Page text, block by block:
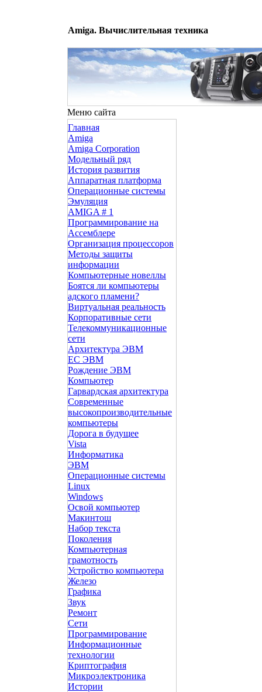
Amiga. Вычислительная техника
Меню сайта
Главная
Amiga
Amiga Corporation
Модельный ряд
История развития
Аппаратная платформа
Операционные системы
Эмуляция
AMIGA # 1
Программирование на
Ассемблере
Организация процессоров
Методы защиты
информации
Компьютерные новеллы
Боятся ли компьютеры
адского пламени?
Виртуальная реальность
Корпоративные сети
Телекоммуникационные
сети
Архитектура ЭВМ
ЕС ЭВМ
Рождение ЭВМ
Компьютер
Гарвардская архитектура
Современные
высокопроизводительные
компьютеры
Дорога в будущее
Vista
Инфоpматика
ЭВМ
Операционные системы
Linux
Windows
Освой компьютер
Макинтош
Набор текста
Поколения
Компьютерная
грамотность
Устройство компьютера
Железо
Графика
Звук
Ремонт
Сети
Программирование
Информационные
технологии
Криптография
Микроэлектроника
Истории